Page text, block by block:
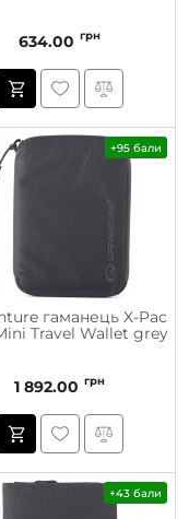
634.00 грн
+95 бали
гаманець X-Pac
Travel Wallet grey
1 892.00 грн
+43 бали